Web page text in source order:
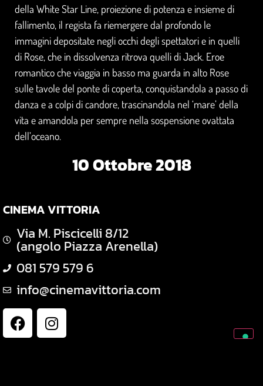
della White Star Line, proiezione di potenza e insieme di
fallimento, il regista fa riemergere dal profondo le
immagini depositate negli occhi degli spettatori e in quelli
di Rose, che in dissolvenza ritrova quelli di Jack. Eroe
romantico che viaggia in basso ma guarda in alto Rose
sulle tavole del ponte di coperta, conquistandola a passo di
danza e a colpi di candore, trascinandola nel ‘mare’ della
vita e amandola per sempre nella sospensione ovattata
dell’oceano.
10 Ottobre 2018
CINEMA VITTORIA
Via M. Piscicelli 8/12
(angolo Piazza Arenella)
081 579 579 6
info@cinemavittoria.com